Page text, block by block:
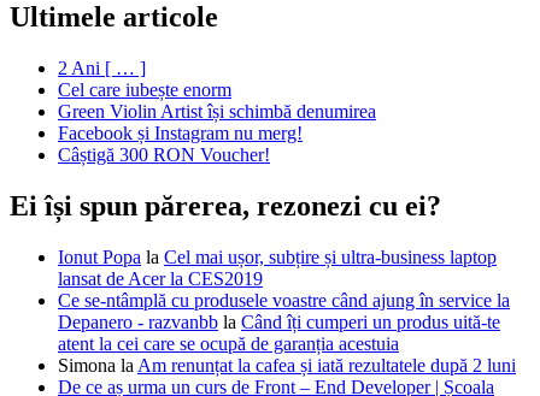
Ultimele articole
2 Ani [ … ]
Cel care iubește enorm
Green Violin Artist își schimbă denumirea
Facebook și Instagram nu merg!
Câștigă 300 RON Voucher!
Ei își spun părerea, rezonezi cu ei?
Ionut Popa la Cel mai ușor, subțire și ultra-business laptop
lansat de Acer la CES2019
Ce se-ntâmplă cu produsele voastre când ajung în service la
Depanero - razvanbb la Când îți cumperi un produs uită-te
atent la cei care se ocupă de garanția acestuia
Simona la Am renunțat la cafea și iată rezultatele după 2 luni
De ce aș urma un curs de Front – End Developer | Școala